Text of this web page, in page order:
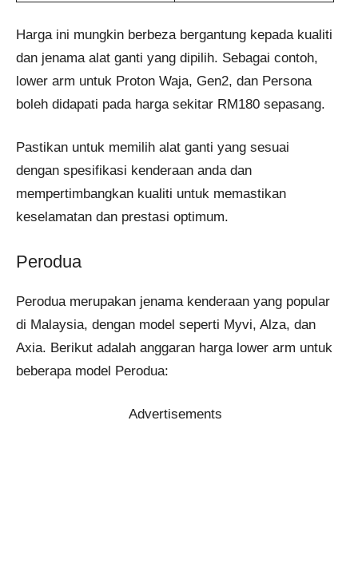
Harga ini mungkin berbeza bergantung kepada kualiti
dan jenama alat ganti yang dipilih. Sebagai contoh,
lower arm untuk Proton Waja, Gen2, dan Persona
boleh didapati pada harga sekitar RM180 sepasang.
Pastikan untuk memilih alat ganti yang sesuai
dengan spesifikasi kenderaan anda dan
mempertimbangkan kualiti untuk memastikan
keselamatan dan prestasi optimum.
Perodua
Perodua merupakan jenama kenderaan yang popular
di Malaysia, dengan model seperti Myvi, Alza, dan
Axia. Berikut adalah anggaran harga lower arm untuk
beberapa model Perodua:
Advertisements